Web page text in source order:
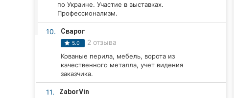
по Украине. Участие в выставках.
Профессионализм.
10. Сварог
5.0 2 отзыва
Кованые перила, мебель, ворота из
качественного металла, учет видения
заказчика.
11. ZaborVin